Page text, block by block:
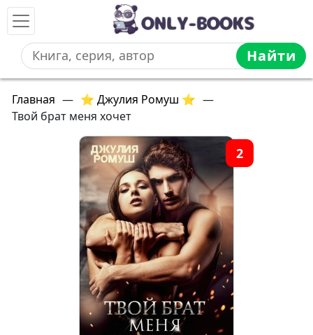
Найти
Главная — ⭐ Джулия Ромуш ⭐ —
Твой брат меня хочет
2